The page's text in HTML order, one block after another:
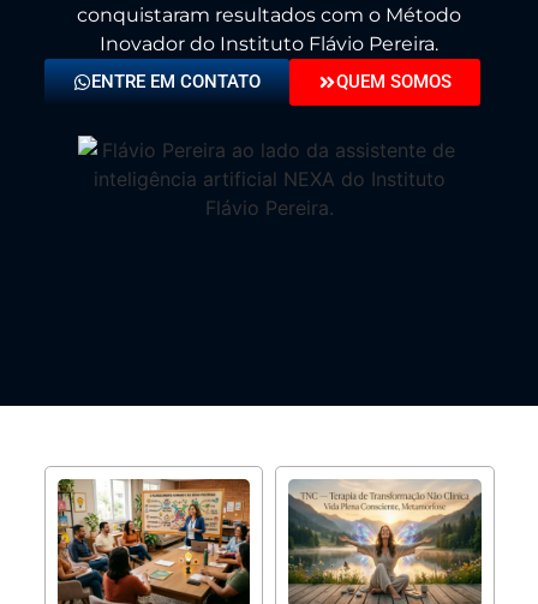
conquistaram resultados com o Método
Inovador do Instituto Flávio Pereira.
ENTRE EM CONTATO QUEM SOMOS